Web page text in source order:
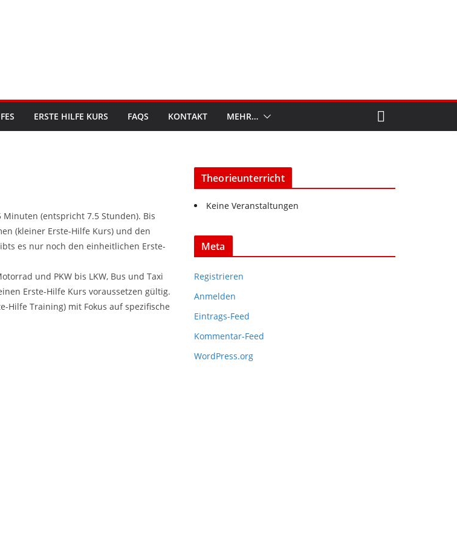
ERSTE HILFE KURS FAQS KONTAKT MEHR…
(entspricht 7.5 Stunden). Bis
(kleiner Erste-Hilfe Kurs) und den
es nur noch den einheitlichen Erste-
und PKW bis LKW, Bus und Taxi
Erste-Hilfe Kurs voraussetzen gültig.
Hilfe Training) mit Fokus auf spezifische
Theorieunterricht
Keine Veranstaltungen
Meta
Registrieren
Anmelden
Eintrags-Feed
Kommentar-Feed
WordPress.org